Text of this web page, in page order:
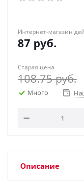
Интернет-магазин
87 руб.
Старая цена
108.75руб.
Много
Описание